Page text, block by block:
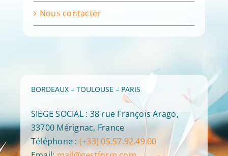
Nous contacter
BORDEAUX – TOULOUSE – PARIS
SIEGE SOCIAL : 38 rue François Arago,
33700 Mérignac, France
Téléphone : (+33) 05.57.92.49.00